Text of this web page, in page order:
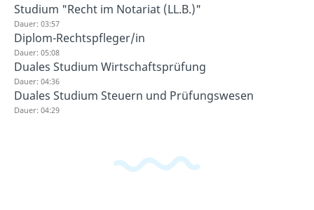
Studium "Recht im Notariat (LL.B.)"
Dauer: 03:57
Diplom-Rechtspfleger/in
Dauer: 05:08
Duales Studium Wirtschaftsprüfung
Dauer: 04:36
Duales Studium Steuern und Prüfungswesen
Dauer: 04:29